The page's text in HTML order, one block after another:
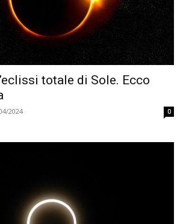
totale di Sole. Ecco
2024 0